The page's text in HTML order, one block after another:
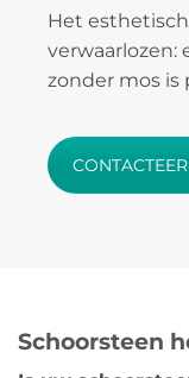
Het
verwaarlozen:
zonder mos is
Schoorsteen